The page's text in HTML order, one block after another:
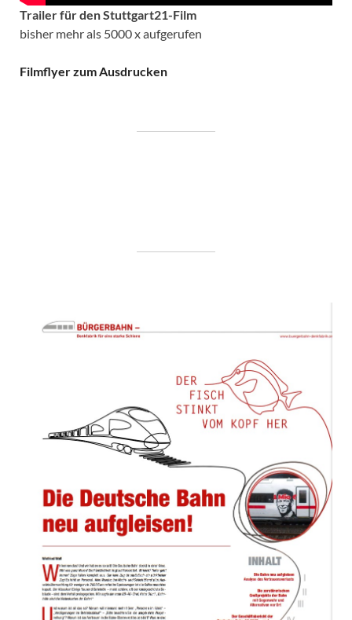
Trailer für den Stuttgart21-Film
bisher mehr als 5000 x aufgerufen
Filmflyer zum Ausdrucken